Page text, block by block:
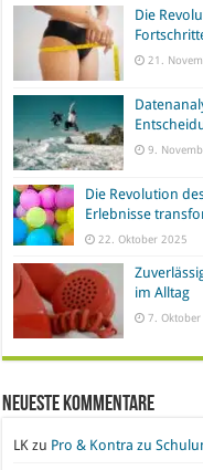
Die
21.
9.
Die Revolution
Erlebnisse
22. Oktober 2025
im Alltag
7.
Neueste Kommentare
LK zu Pro & Kontra zu